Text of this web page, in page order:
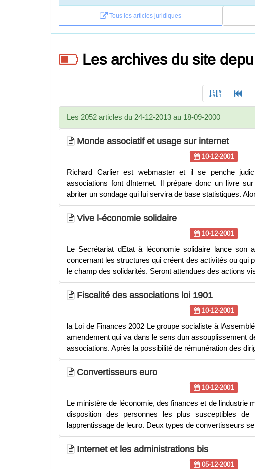
Tous les articles juridiques
Les archives du site
Les 2052 articles du 24-12-2013 au 18-09-2000
Monde associatif et usage sur internet
10-12-2001
Richard Carlier est webmaster et il se penche
associations font dInternet. Il prépare donc un livre
abriter un sondage qui lui servira de base statistiques.
Vive l-économie solidaire
10-12-2001
Le Secrétariat dEtat à léconomie solidaire lance son
concernant les structures qui créent des activités ou qui
le champ des solidarités. Seront attendues des actions
Fiscalité des associations loi 1901
10-12-2001
la Loi de Finances 2002 Le groupe socialiste à
amendement qui va dans le sens dun assouplissement
associations. Après la possibilité de rémunération des
Convertisseurs euro
10-12-2001
Le ministère de léconomie, des finances et de
disposition des personnes les plus susceptibles de
lapprentissage de leuro. Deux types de convertisseurs
Internet et les administrations bis
05-12-2001